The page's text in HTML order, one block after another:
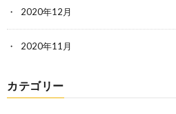
2020年12月
2020年11月
カテゴリー